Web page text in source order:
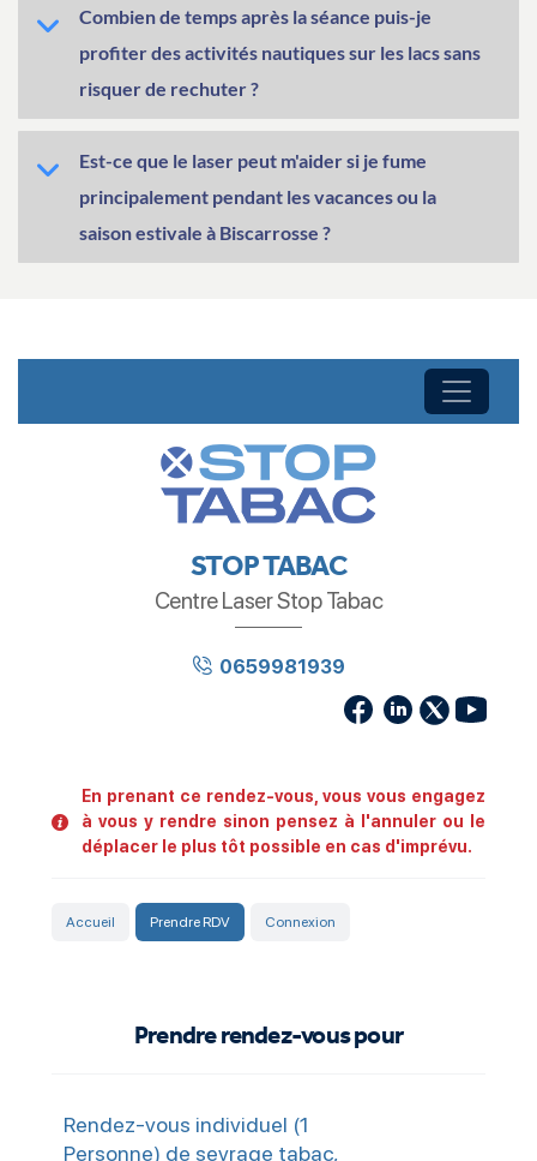
Combien de temps après la séance puis-je
profiter des activités nautiques sur les lacs sans
risquer de rechuter ?
Est-ce que le laser peut m'aider si je fume
principalement pendant les vacances ou la
saison estivale à Biscarrosse ?